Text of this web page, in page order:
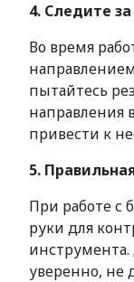
4. Следите
Во время
пытайтесь
направления
привести к
5.
При работе с
руки для
уверенно, не